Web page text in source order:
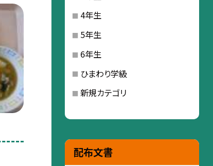
4年生
5年生
6年生
ひまわり学級
新規カテゴリ
配布文書